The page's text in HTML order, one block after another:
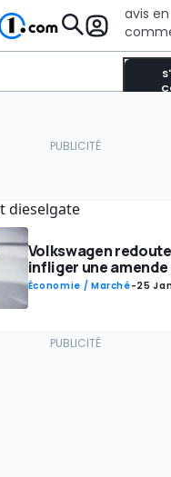
avis en
dieselgate
Volkswagen
infliger une
Économie / Marché-25